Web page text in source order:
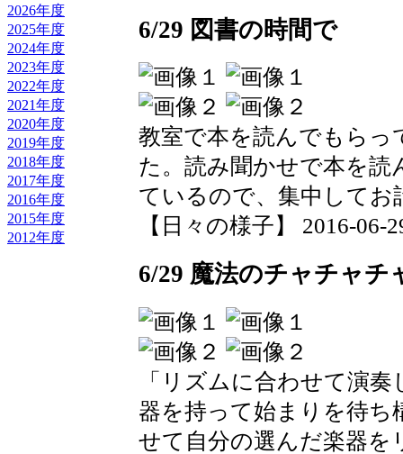
2026年度
2025年度
2024年度
2023年度
2022年度
2021年度
2020年度
2019年度
2018年度
2017年度
2016年度
2015年度
2012年度
6/29 図書の時間で
教室で本を読んでもら
た。読み聞かせで本を
ているので、集中して
【日々の様子】 2016-06-
6/29 魔法のチャチャチ
「リズムに合わせて演
器を持って始まりを待ち
せて自分の選んだ楽器を